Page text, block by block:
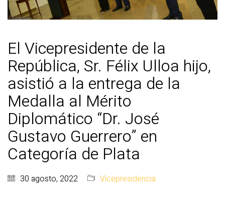
El Vicepresidente de la
República, Sr. Félix Ulloa hijo,
asistió a la entrega de la
Medalla al Mérito
Diplomático “Dr. José
Gustavo Guerrero” en
Categoría de Plata
30 agosto, 2022 Vicepresidencia